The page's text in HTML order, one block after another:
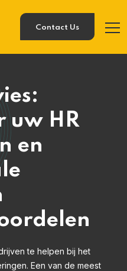
Contact Us
uw HR
en
te helpen bij het
Een van de meest